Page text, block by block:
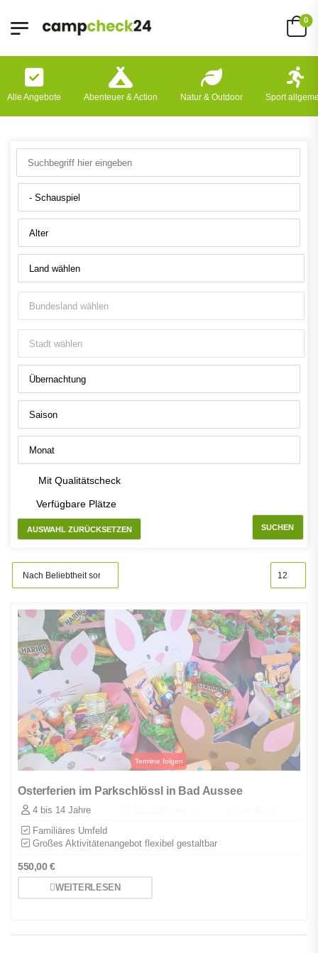
0
Alle Angebote Abenteuer & Action Natur & Outdoor Sport
Mit Qualitätscheck
Verfügbare Plätze
AUSWAHL ZURÜCKSETZEN SUCHEN
Osterferien im Parkschlössl in Bad Aussee
4 bis 14 Jahre
Familiäres Umfeld
Großes Aktivitätenangebot flexibel gestaltbar
550,00€
WEITERLESEN